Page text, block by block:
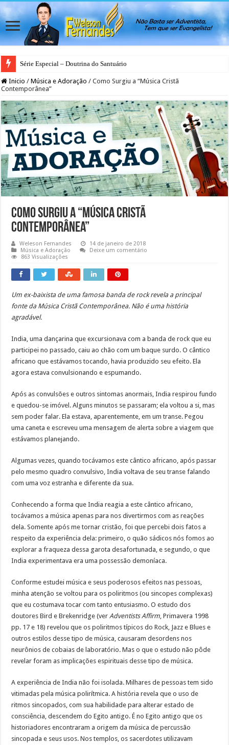
Série Especial – Doutrina do Santuário
Inicio / Música e Adoração / Como Surgiu a “Música Cristã
Contemporânea”
Como Surgiu a “Música Cristã
Contemporânea”
Weleson Fernandes
14 de janeiro de 2018
Música e Adoração
Deixe um comentário
863 Visualizações
Um ex-baixista de uma famosa banda de rock revela a principal
fonte da Música Cristã Contemporânea. Não é uma história
agradável.
India, uma dançarina que excursionava com a banda de rock que eu
participei no passado, caiu ao chão com um baque surdo. O cântico
africano que estávamos tocando, havia produzido seu efeito. Ela
agora estava convulsionando e espumando.
Após as convulsões e outros sintomas anormais, India respirou fundo
e quedou-se imóvel. Alguns minutos se passaram; ela voltou a si, mas
sem poder falar. Ela estava, aparentemente, em um transe. Pegou
uma caneta e escreveu uma mensagem de alerta sobre a viagem que
estávamos planejando.
Algumas vezes, quando tocávamos este cântico africano, após passar
pelo mesmo quadro convulsivo, India voltava de seu transe falando
com uma voz estranha e diferente da sua.
Conhecendo a forma que India reagia a este cântico africano,
tocávamos a música apenas para nos divertirmos com as reações
dela. Somente após me tornar cristão, foi que percebi dois fatos a
respeito da experiência dela: primeiro, o quão sádicos nós fomos ao
explorar a fraqueza dessa garota desafortunada, e segundo, o que
India experimentava era uma possessão demoníaca.
Conforme estudei música e seus poderosos efeitos nas pessoas,
minha atenção se voltou para os poliritmos (ou sincopes complexas)
que eu costumava tocar com tanto entusiasmo. O estudo dos
doutores Bird e Brekenridge (verAdventists Affirm , Primavera 1998
pp. 17 e 18) revelou que os poliritmos típicos do Rock, Jazz e Blues e
outros estilos desse tipo de música, causaram desordens nos
neurônios de cobaias de laboratório. Mas o que o estudo não pôde
revelar foram as implicações espirituais desse tipo de música.
A experiência de India não foi isolada. Milhares de pessoas tem sido
vitimadas pela música polirítmica. A história revela que o uso de
ritmos sincopados, com sua habilidade para alterar estado de
consciência, descendem do Egito antigo. É no Egito antigo que os
historiadores encontraram a origem da música de percussão
sincopada e seus usos. Nos templos, os sacerdotes utilizavam